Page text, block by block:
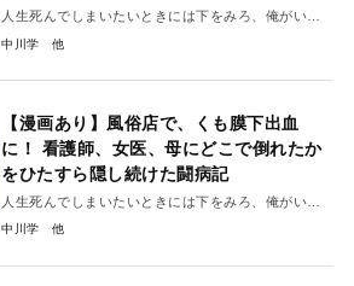
人生死んでしまいたいときには下をみろ、俺がいる
#1
中川学
【漫画あり】風俗店で、くも膜下出血
に！ 看護師、女医、母にどこで倒れたか
をひたすら隠し続けた闘病記
人生死んでしまいたいときには下をみろ、俺がいる
#2
中川学